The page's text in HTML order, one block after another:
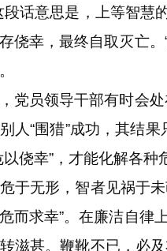
段话意思是，上等智慧
侥幸，最终自取灭亡
员领导干部有时会处
人“围猎”成功，其结
以侥幸”，才能化解各种
无形，智者见祸于未
而求幸”。在廉洁自律
滋甚。鞭靴不已，必